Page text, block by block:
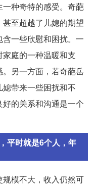
种奇特的感受。奇葩
至超越了儿媳的期望
一些欣慰和困扰。一
庭的一种温暖和支
另一方面，若奇葩岳
带来一些困扰和不
的关系和沟通是一个
平时就是6个人，年
模不大，收入仍然可